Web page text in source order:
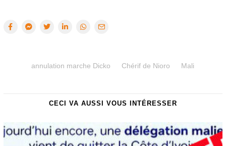
annulation marche Dicko Chérif de Nioro Mali
CECI VA AUSSI VOUS INTÉRESSER